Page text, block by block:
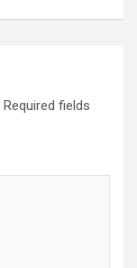
Required fields